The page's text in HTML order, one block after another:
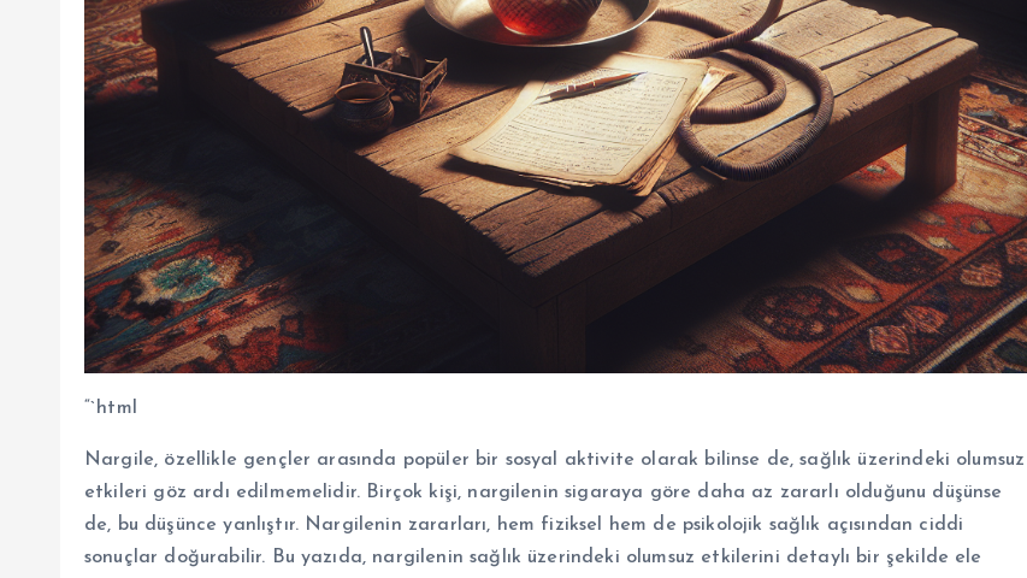
“`html
Nargile, özellikle gençler arasında popüler bir sosyal aktivite olarak bilinse de, sağlık üzerindeki olumsuz
etkileri göz ardı edilmemelidir. Birçok kişi, nargilenin sigaraya göre daha az zararlı olduğunu düşünse
de, bu düşünce yanlıştır. Nargilenin zararları, hem fiziksel hem de psikolojik sağlık açısından ciddi
sonuçlar doğurabilir. Bu yazıda, nargilenin sağlık üzerindeki olumsuz etkilerini detaylı bir şekilde ele